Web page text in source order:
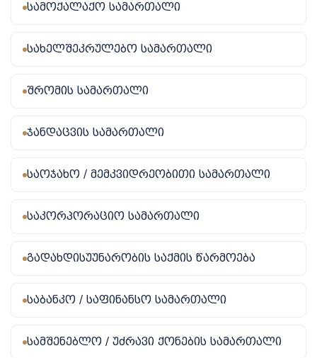
სამოქალაქო სამართალი
სახელშეკრულებო სამართალი
შრომის სამართალი
ჯანდაცვის სამართალი
საოჯახო / მემკვიდრეობითი სამართალი
საკორპორაციო სამართალი
გადახდისუუნარობის საქმის წარმოება
საბანკო / საფინანსო სამართალი
სამშენებლო / უძრავი ქონების სამართალი